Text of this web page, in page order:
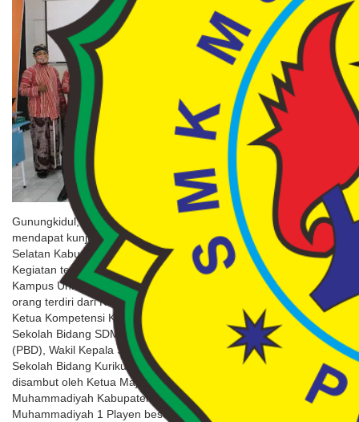
Gunungkidul, muspla.sch.id– SMK Muhammadiyah 1 Playen
mendapat kunjungan dari SMK Budi Perkasa Kecamatan Tambun
Selatan Kabupaten Bekasi pada Kamis, 28 Oktober 2021.
Kegiatan tersebut berlangsung pada pukul 08.00 – 12.00 WIB di
Kampus Unit 1. Rombongan SMK Budi Perkasa berjumlah 7
orang terdiri dari Ketua Yayasan Guna Tirta, Kepala Sekolah,
Ketua Kompetensi Keahlian Teknik Pemesinan, Wakil Kepala
Sekolah Bidang SDM, Ketua Program Pintar Bersama Daihatsu
(PBD), Wakil Kepala Sekolah Bidang Kesiswaan, Wakil Kepala
Sekolah Bidang Kurikulum dan Kepala Tata Usaha. Para tamu
disambut oleh Ketua Majelis Dikdasmen Pimpinan Daerah
Muhammadiyah Kabupaten Gunungkidul, Kepala SMK
Muhammadiyah 1 Playen beserta Waka dan Kepala Tata Usaha.